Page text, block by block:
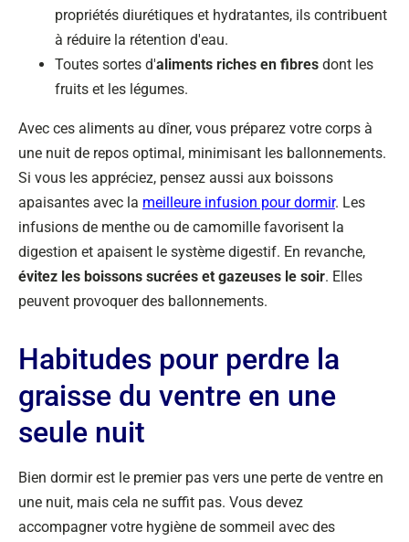
propriétés diurétiques et hydratantes, ils contribuent
à réduire la rétention d'eau.
Toutes sortes d'aliments riches en fibres dont les
fruits et les légumes.
Avec ces aliments au dîner, vous préparez votre corps à
une nuit de repos optimal, minimisant les ballonnements.
Si vous les appréciez, pensez aussi aux boissons
apaisantes avec la meilleure infusion pour dormir. Les
infusions de menthe ou de camomille favorisent la
digestion et apaisent le système digestif. En revanche,
évitez les boissons sucrées et gazeuses le soir. Elles
peuvent provoquer des ballonnements.
Habitudes pour perdre la
graisse du ventre en une
seule nuit
Bien dormir est le premier pas vers une perte de ventre en
une nuit, mais cela ne suffit pas. Vous devez
accompagner votre hygiène de sommeil avec des